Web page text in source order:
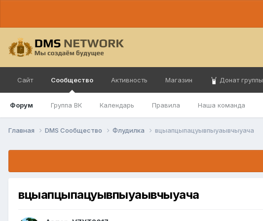
Сайт Сообщество
Форум Группа ВК Календарь Правила Наша команда
Активность Магазин Донат группы
Главная DMS Сообщество Флудилка вцыапцыпацуывпыуаывчыуача
вцыапцыпацуывпыуаывчыуача